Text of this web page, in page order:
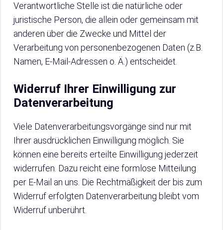
Verantwortliche Stelle ist die natürliche oder
juristische Person, die allein oder gemeinsam mit
anderen über die Zwecke und Mittel der
Verarbeitung von personenbezogenen Daten (z.B.
Namen, E-Mail-Adressen o. Ä.) entscheidet.
Widerruf Ihrer Einwilligung zur
Datenverarbeitung
Viele Datenverarbeitungsvorgänge sind nur mit
Ihrer ausdrücklichen Einwilligung möglich. Sie
können eine bereits erteilte Einwilligung jederzeit
widerrufen. Dazu reicht eine formlose Mitteilung
per E-Mail an uns. Die Rechtmäßigkeit der bis zum
Widerruf erfolgten Datenverarbeitung bleibt vom
Widerruf unberührt.